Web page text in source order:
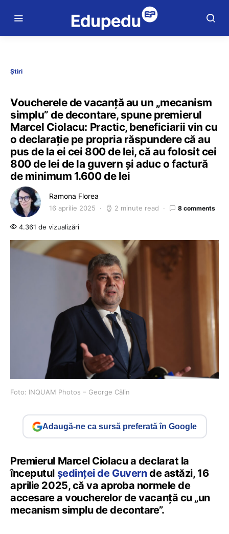
Știri
Voucherele de vacanță au un „mecanism
simplu” de decontare, spune premierul
Marcel Ciolacu: Practic, beneficiarii vin cu
o declarație pe propria răspundere că au
pus de la ei cei 800 de lei, că au folosit cei
800 de lei de la guvern și aduc o factură
de minimum 1.600 de lei
Ramona Florea
16 aprilie 2025 2 minute read 8 comments
4.361 de vizualizări
Foto: INQUAM Photos – George Călin
Adaugă-ne ca sursă preferată în Google
Premierul Marcel Ciolacu a declarat la
începutul ședinței de Guvernde astăzi, 16
aprilie 2025, că va aproba normele de
accesare a voucherelor de vacanță cu „un
mecanism simplu de decontare”.